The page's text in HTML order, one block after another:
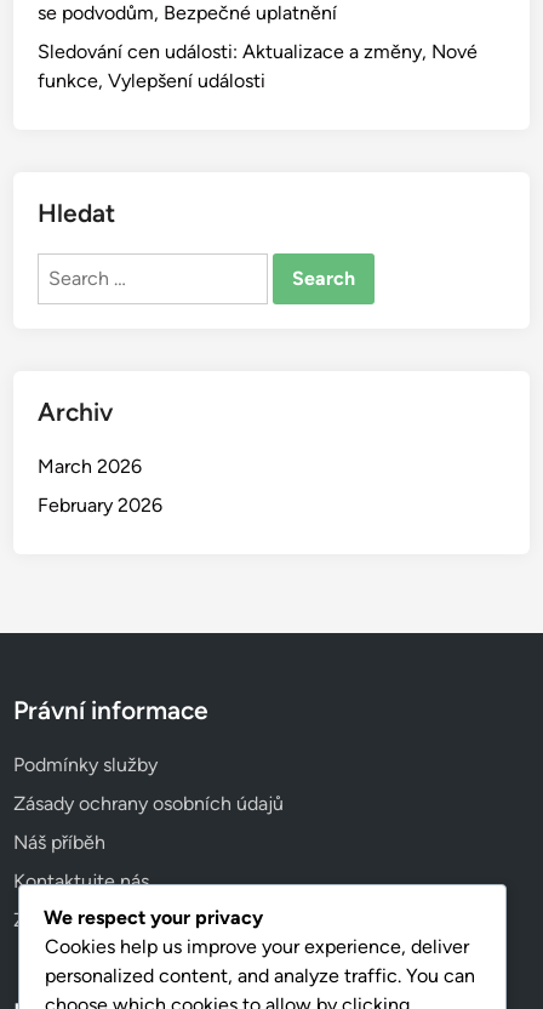
se podvodům, Bezpečné uplatnění
Sledování cen události: Aktualizace a změny, Nové
funkce, Vylepšení události
Hledat
Search
Archiv
March 2026
February 2026
Právní informace
Podmínky služby
Zásady ochrany osobních údajů
Náš příběh
Kontaktujte nás
Zásady používání souborů cookie
We respect your privacy
Cookies help us improve your experience, deliver
personalized content, and analyze traffic. You can
choose which cookies to allow by clicking